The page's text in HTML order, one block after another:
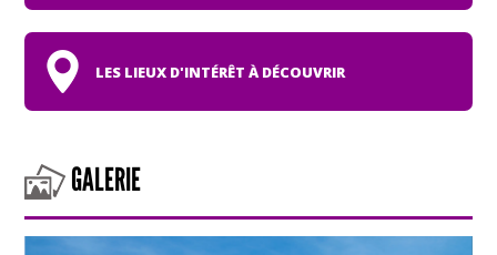
LES LIEUX D'INTÉRÊT À DÉCOUVRIR
GALERIE